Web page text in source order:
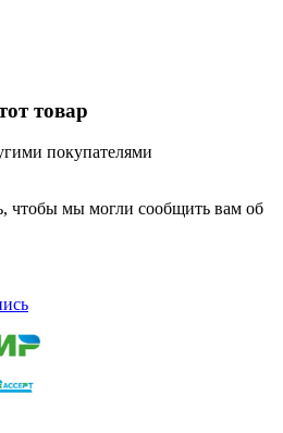
товар
покупателями
чтобы мы могли сообщить вам об